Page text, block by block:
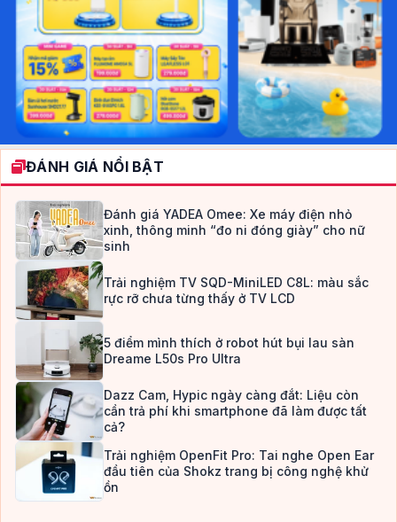
ĐÁNH GIÁ NỔI BẬT
Đánh giá YADEA Omee: Xe máy điện nhỏ
xinh, thông minh “đo ni đóng giày” cho nữ
sinh
Trải nghiệm TV SQD-MiniLED C8L: màu sắc
rực rỡ chưa từng thấy ở TV LCD
5 điểm mình thích ở robot hút bụi lau sàn
Dreame L50s Pro Ultra
Dazz Cam, Hypic ngày càng đắt: Liệu còn
cần trả phí khi smartphone đã làm được tất
cả?
Trải nghiệm OpenFit Pro: Tai nghe Open Ear
đầu tiên của Shokz trang bị công nghệ khử
ồn